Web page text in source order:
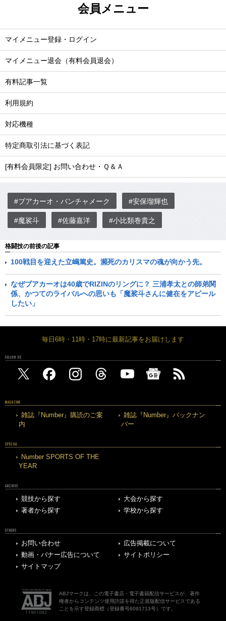
会員メニュー
マイメニュー登録・ログイン
マイメニュー退会（有料会員退会）
有料記事一覧
利用規約
対応機種
特定商取引法に基づく表記
[有料会員限定] お問い合わせ・Ｑ＆Ａ
#ブアカーオ・バンチャメーク #安保瑠輝也
#魔裟斗 #佐藤嘉洋 #小比類巻貴之
格闘技の前後の記事
100戦目を迎えた立嶋篤史。瀕死のカリスマの魂が向かう先。
なぜブアカーオは40歳でRIZINのリングに？ 三浦孝太との師弟関
係、かつてのライバルへの思いも「魔裟斗さんに健在をアピール
したい」
毎日6時・11時・17時に最新記事をお届けします
FOLLOW US
MAGAZINE
雑誌『Number』購読のご案
内
雑誌『Number』バックナン
バー
SPECIAL
Number SPORTS OF THE
YEAR
ARCHIVE
競技から探す
大会から探す
著者から探す
学校から探す
OTHERS
お問い合わせ
広告掲載について
動画・バナー広告について
サイトポリシー
サイトマップ
ABJマークは、この電子書店・電子書籍配信サービスが、著作
権者からコンテンツ使用許諾を得た正規版配信サービスである
ことを示す登録商標（登録番号6091713号）です。